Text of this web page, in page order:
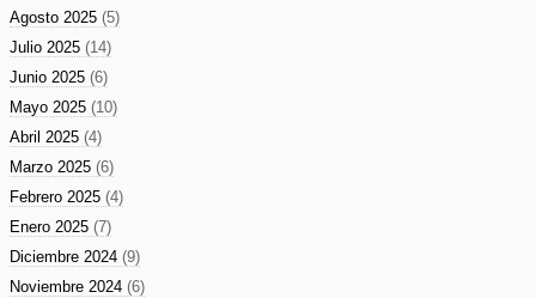
Agosto 2025 (5)
Julio 2025 (14)
Junio 2025 (6)
Mayo 2025 (10)
Abril 2025 (4)
Marzo 2025 (6)
Febrero 2025 (4)
Enero 2025 (7)
Diciembre 2024 (9)
Noviembre 2024 (6)